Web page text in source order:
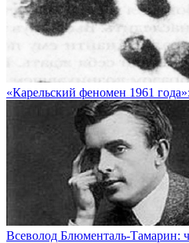
«Карельский феномен 1961
Всеволод Блюменталь-Тамарин: